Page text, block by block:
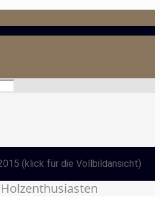
(klick für die Vollbildansicht)